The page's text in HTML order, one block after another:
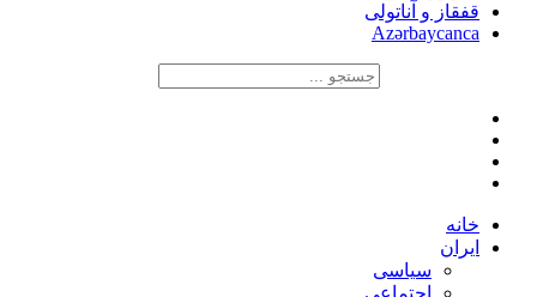
قفقاز و آناتولی
Azərbaycanca
خانه
ایران
سیاسی
اجتماعی